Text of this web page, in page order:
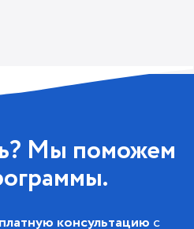
Мы поможем
консультацию с